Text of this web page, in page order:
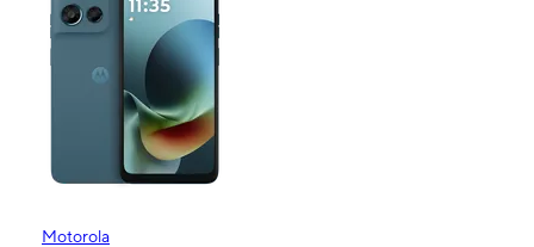
Motorola